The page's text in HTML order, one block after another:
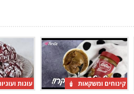
קינוחים ומשקאות עוגות